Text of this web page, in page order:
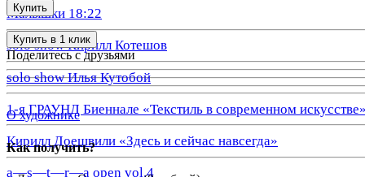
Малышки 18:22
solo show Кирилл Котешов
solo show Илья Кутобой
1-я ГРАУНД Биеннале «Текстиль в современном искусстве»
Кирилл Доешвили «Здесь и сейчас навсегда»
a—s—t—r—a open vol.4
Купить
Купить в 1 клик
Поделитесь с друзьями
О художнике
Как получить?